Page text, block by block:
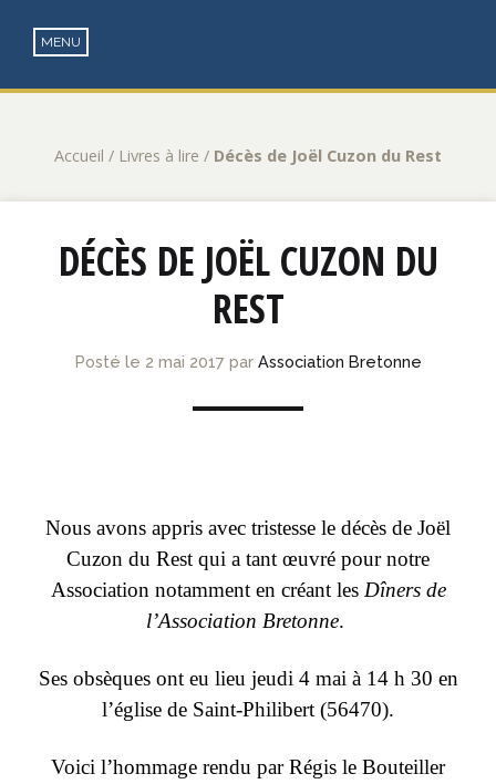
Accueil / Livres à lire / Décès de Joël Cuzon du Rest
DÉCÈS DE JOËL CUZON DU
REST
Posté le 2 mai 2017 par Association Bretonne
Nous avons appris avec tristesse le décès de Joël
Cuzon du Rest qui a tant œuvré pour notre
Association notamment en créant les Dîners de
l’Association Bretonne.
Ses obsèques ont eu lieu jeudi 4 mai à 14 h 30 en
l’église de Saint-Philibert (56470).
Voici l’hommage rendu par Régis le Bouteiller